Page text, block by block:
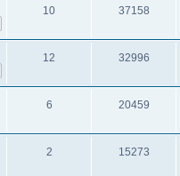
10 37158
12 32996
6 20459
2 15273